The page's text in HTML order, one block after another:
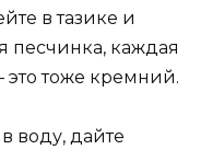
в тазике и
песчинка, каждая
тоже кремний.
воду, дайте